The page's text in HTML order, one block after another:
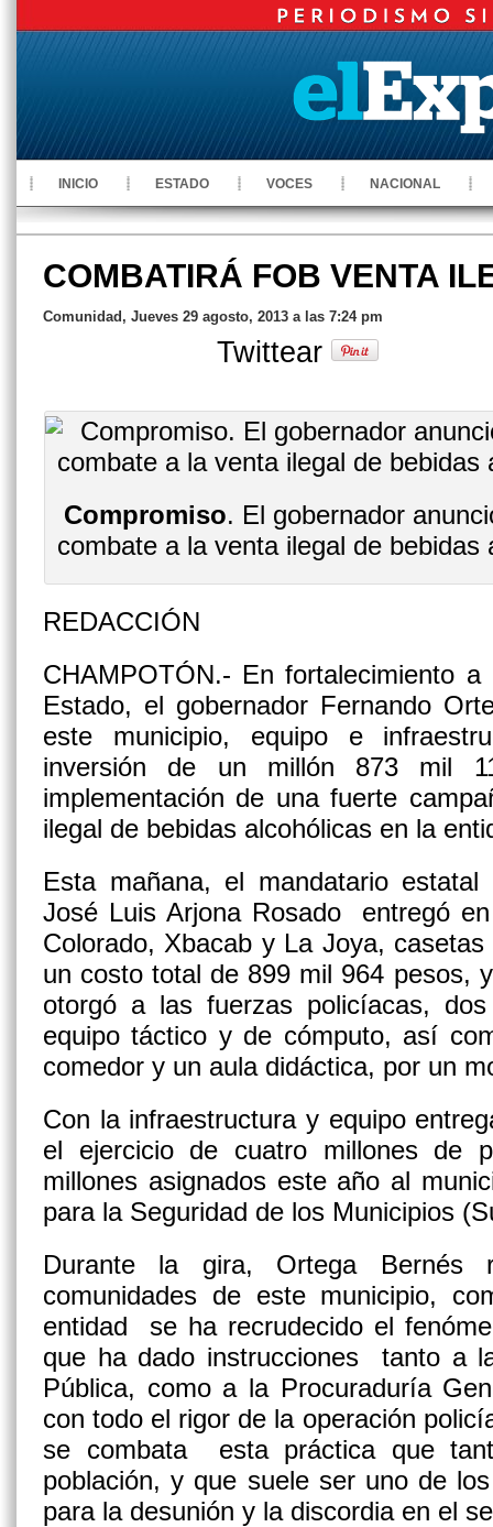
INICIO ESTADO VOCES NACIONAL
COMBATIRÁ FOB VENTA
Comunidad, Jueves 29 agosto, 2013 a las 7:24 pm
Twittear
Compromiso. El gobernador
combate a la venta ilegal de bebidas
REDACCIÓN
CHAMPOTÓN.- En fortalecimiento
Estado, el gobernador Fernando
este municipio, equipo e
inversión de un millón 873 mil
implementación de una fuerte
ilegal de bebidas alcohólicas en la
Esta mañana, el mandatario
José Luis Arjona Rosado entregó
Colorado, Xbacab y La Joya,
un costo total de 899 mil 964 pesos,
otorgó a las fuerzas policíacas,
equipo táctico y de cómputo, así
comedor y un aula didáctica, por un
Con la infraestructura y equipo
el ejercicio de cuatro millones de
millones asignados este año al
para la Seguridad de los Municipios
Durante la gira, Ortega Bernés
comunidades de este municipio,
entidad se ha recrudecido el
que ha dado instrucciones tanto a
Pública, como a la Procuraduría
con todo el rigor de la operación
se combata esta práctica que
población, y que suele ser uno de
para la desunión y la discordia en el